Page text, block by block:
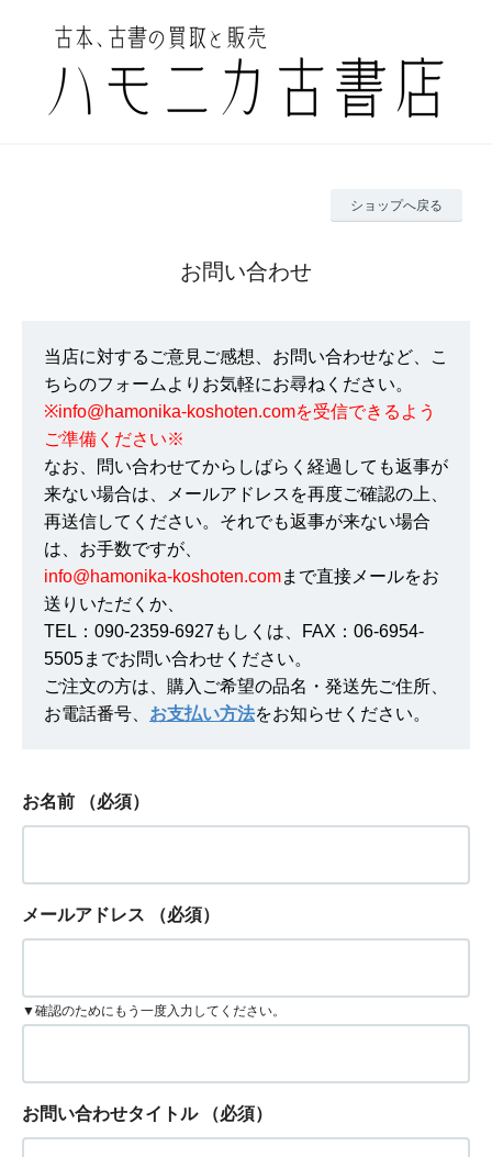
ショップへ戻る
お問い合わせ
当店に対するご意見ご感想、お問い合わせなど、こ
ちらのフォームよりお気軽にお尋ねください。
※info@hamonika-koshoten.comを受信できるよう
ご準備ください※
なお、問い合わせてからしばらく経過しても返事が
来ない場合は、メールアドレスを再度ご確認の上、
再送信してください。それでも返事が来ない場合
は、お手数ですが、
info@hamonika-koshoten.comまで直接メールをお
送りいただくか、
TEL：090-2359-6927もしくは、FAX：06-6954-
5505までお問い合わせください。
ご注文の方は、購入ご希望の品名・発送先ご住所、
お電話番号、 お支払い方法をお知らせください。
お名前 （必須）
メールアドレス （必須）
▼確認のためにもう一度入力してください。
お問い合わせタイトル （必須）